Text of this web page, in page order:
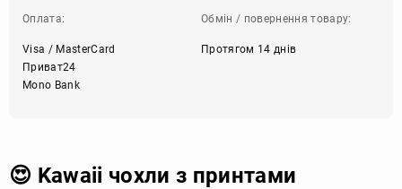
Оплата:
Visa / MasterCard
Приват24
Mono Bank
Обмін / повернення товару:
Протягом 14 днів
😍 Kawaii чохли з принтами